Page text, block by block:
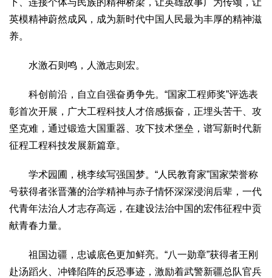
下、连接个体与民族的精神桥梁，让英雄故事广为传颂，让
英模精神蔚然成风，成为新时代中国人民最为丰厚的精神滋
养。
水激石则鸣，人激志则宏。
科创前沿，自立自强奋勇争先。“国家工程师奖”评选表
彰首次开展，广大工程科技人才倍感振奋，正埋头苦干、攻
坚克难，通过锻造大国重器、攻下技术堡垒，谱写新时代新
征程工程科技发展新篇章。
学术园圃，桃李续写强国梦。“人民教育家”国家荣誉称
号获得者张晋藩的治学精神与赤子情怀深深浸润后辈，一代
代青年法治人才志存高远，在建设法治中国的宏伟征程中贡
献青春力量。
祖国边疆，忠诚底色更加鲜亮。“八一勋章”获得者王刚
赴汤蹈火、冲锋陷阵的反恐事迹，激励着武警新疆总队官兵